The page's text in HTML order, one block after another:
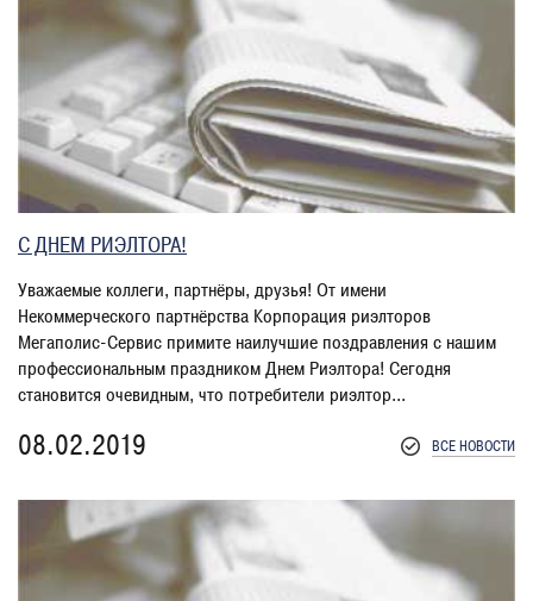
С ДНЕМ РИЭЛТОРА!
Уважаемые коллеги, партнёры, друзья! От имени
Некоммерческого партнёрства Корпорация риэлторов
Мегаполис-Сервис примите наилучшие поздравления с нашим
профессиональным праздником Днем Риэлтора! Сегодня
становится очевидным, что потребители риэлтор...
08.02.2019 ВСЕ НОВОСТИ